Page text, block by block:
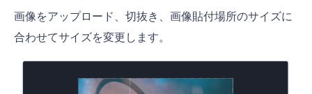
画像をアップロード、切抜き、画像貼付場所のサイズに
合わせてサイズを変更します。